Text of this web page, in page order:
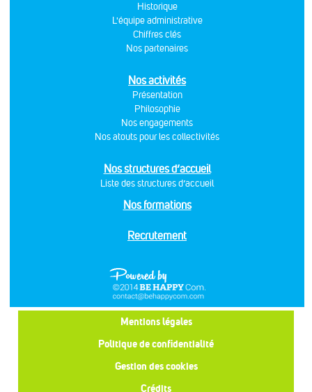
Historique
L'équipe administrative
Chiffres clés
Nos partenaires
Nos activités
Présentation
Philosophie
Nos engagements
Nos atouts pour les collectivités
Nos structures d’accueil
Liste des structures d’accueil
Nos formations
Recrutement
Mentions légales
Politique de confidentialité
Gestion des cookies
Crédits